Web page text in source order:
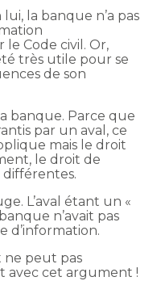
la banque n’a pas
Code civil. Or,
très utile pour se
de son
banque. Parce que
par un aval, ce
mais le droit
le droit de
L’aval étant un «
n’avait pas
d’information.
ne peut pas
avec cet argument !